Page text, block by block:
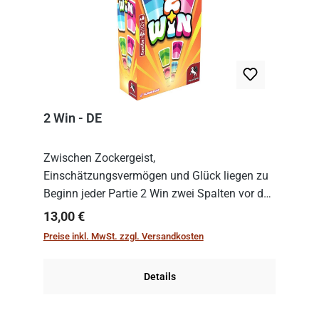
2 Win - DE
Zwischen Zockergeist,
Einschätzungsvermögen und Glück liegen zu
Beginn jeder Partie 2 Win zwei Spalten vor den
Spielenden aus, die es in die Höhe zu treiben
gilt. Doch das geht natürlich nur, solange man
Regulärer Preis:
13,00 €
Preise inkl. MwSt. zzgl. Versandkosten
Details